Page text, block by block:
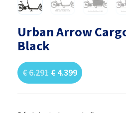
Urban Arrow
Black
€6.291 € 4.399